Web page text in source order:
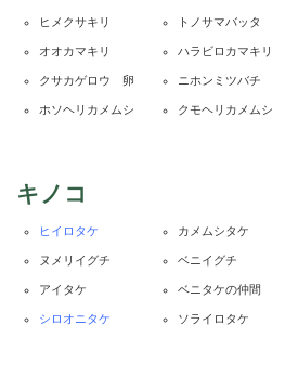
ヒメクサキリ トノサマバッタ
オオカマキリ ハラビロカマキリ
クサカゲロウ 卵 ニホンミツバチ
ホソヘリカメムシ クモヘリカメムシ
キノコ
ヒイロタケ カメムシタケ
ヌメリイグチ ベニイグチ
アイタケ ベニタケの仲間
シロオニタケ ソライロタケ